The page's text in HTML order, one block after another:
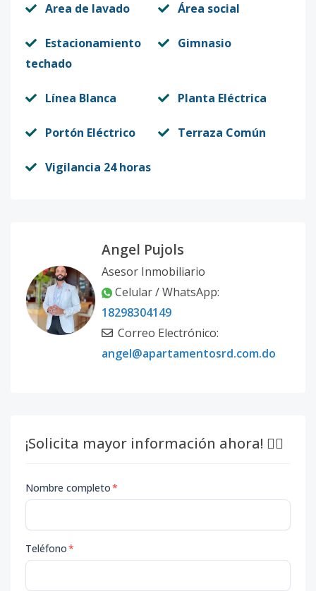
Area de lavado Área social
Estacionamiento
techado
Gimnasio
Línea Blanca Planta Eléctrica
Portón Eléctrico Terraza Común
Vigilancia 24 horas
Angel Pujols
Asesor Inmobiliario
Celular / WhatsApp:
18298304149
Correo Electrónico:
angel@apartamentosrd.com.do
¡Solicita mayor información ahora! 👇🏽
Nombre completo*
Teléfono*